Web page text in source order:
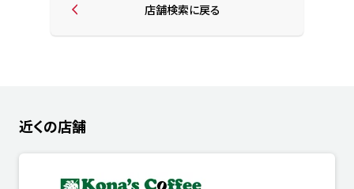
店舗検索に戻る
近くの店舗